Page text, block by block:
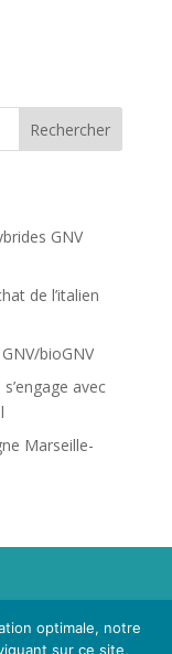
Rechercher
GNV
de l’italien
bioGNV
avec
Marseille-
Garonne. Voir
.
optimale, notre
sur ce site,